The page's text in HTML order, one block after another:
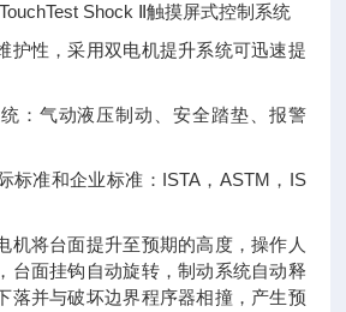
Shock Ⅱ触摸屏式控制系统
护性，采用双电机提升系统可迅速提
：气动液压制动、安全踏垫、报警
标准和企业标准：ISTA，ASTM，IS
机将台面提升至预期的高度，操作人
台面挂钩自动旋转，制动系统自动释
落并与破坏边界程序器相撞，产生预